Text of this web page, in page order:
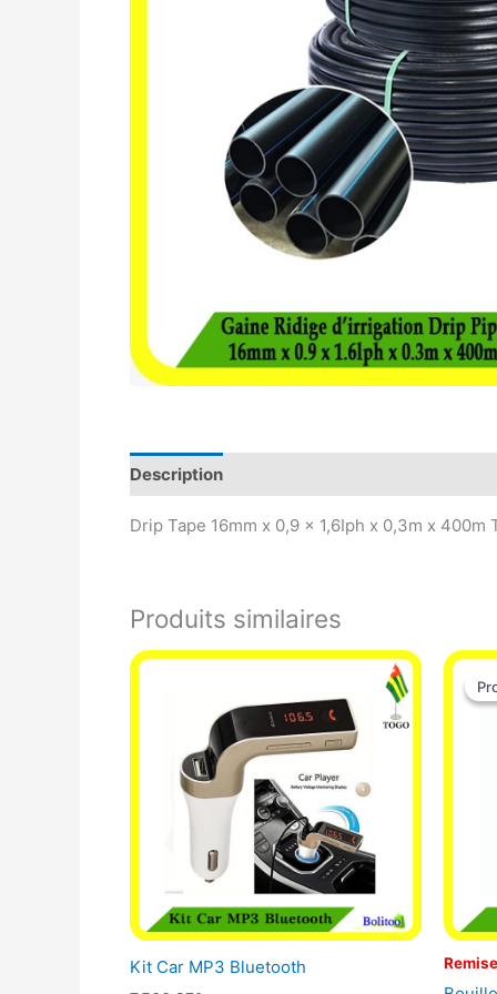
Description
Drip Tape 16mm x 0,9 x 1,6Iph x 0,3m x 400m
Produits similaires
Kit Car MP3 Bluetooth